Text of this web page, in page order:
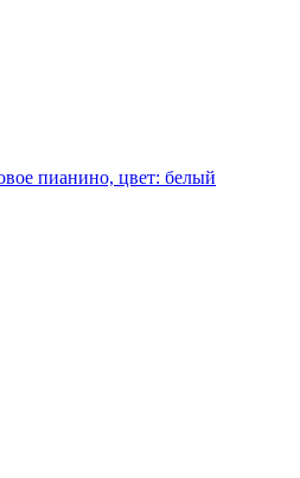
пианино, цвет: белый